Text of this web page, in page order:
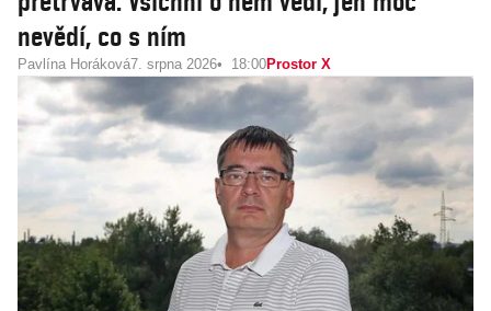
nevědí, co s ním
Pavlína Horáková7. srpna 2026 18:00Prostor X